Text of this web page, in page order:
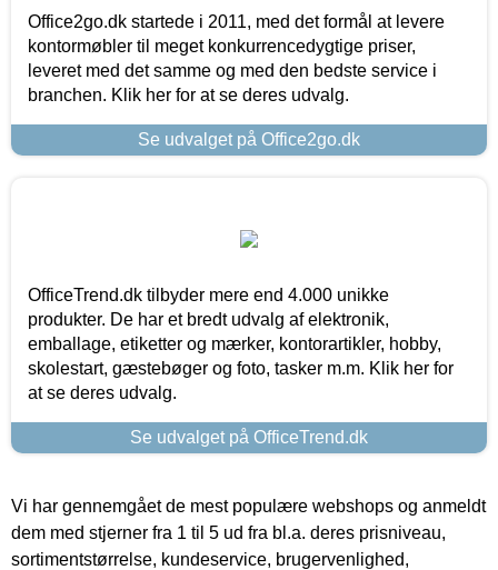
Office2go.dk startede i 2011, med det formål at levere
kontormøbler til meget konkurrencedygtige priser,
leveret med det samme og med den bedste service i
branchen. Klik her for at se deres udvalg.
Se udvalget på Office2go.dk
OfficeTrend.dk tilbyder mere end 4.000 unikke
produkter. De har et bredt udvalg af elektronik,
emballage, etiketter og mærker, kontorartikler, hobby,
skolestart, gæstebøger og foto, tasker m.m. Klik her for
at se deres udvalg.
Se udvalget på OfficeTrend.dk
Vi har gennemgået de mest populære webshops og anmeldt
dem med stjerner fra 1 til 5 ud fra bl.a. deres prisniveau,
sortimentstørrelse, kundeservice, brugervenlighed,